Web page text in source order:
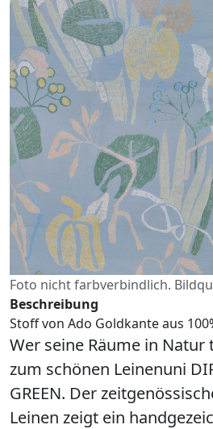
Foto nicht farbverbindlich.
Beschreibung
Stoff von Ado Goldkante aus
Wer seine Räume in
zum schönen Leinenuni
GREEN. Der
Leinen zeigt ein